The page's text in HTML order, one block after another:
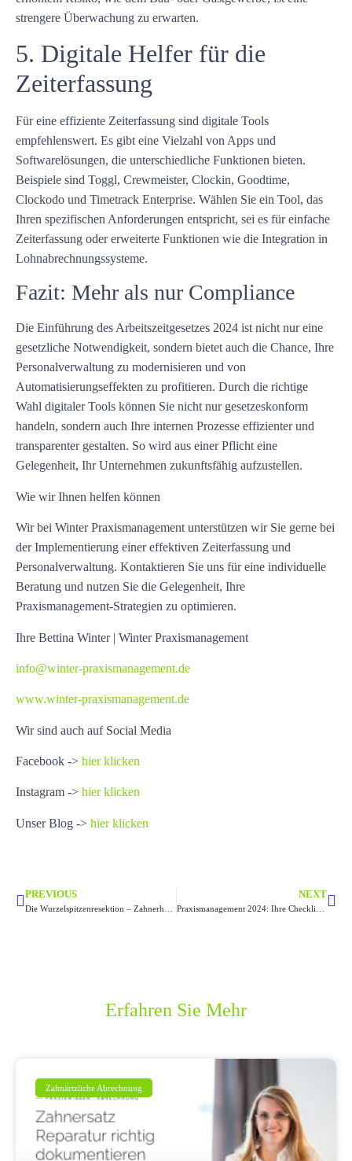
strengere Überwachung zu erwarten.
5. Digitale Helfer für die
Zeiterfassung
Für eine effiziente Zeiterfassung sind digitale Tools
empfehlenswert. Es gibt eine Vielzahl von Apps und
Softwarelösungen, die unterschiedliche Funktionen bieten.
Beispiele sind Toggl, Crewmeister, Clockin, Goodtime,
Clockodo und Timetrack Enterprise. Wählen Sie ein Tool, das
Ihren spezifischen Anforderungen entspricht, sei es für einfache
Zeiterfassung oder erweiterte Funktionen wie die Integration in
Lohnabrechnungssysteme.
Fazit: Mehr als nur Compliance
Die Einführung des Arbeitszeitgesetzes 2024 ist nicht nur eine
gesetzliche Notwendigkeit, sondern bietet auch die Chance, Ihre
Personalverwaltung zu modernisieren und von
Automatisierungseffekten zu profitieren. Durch die richtige
Wahl digitaler Tools können Sie nicht nur gesetzeskonform
handeln, sondern auch Ihre internen Prozesse effizienter und
transparenter gestalten. So wird aus einer Pflicht eine
Gelegenheit, Ihr Unternehmen zukunftsfähig aufzustellen.
Wie wir Ihnen helfen können
Wir bei Winter Praxismanagement unterstützen wir Sie gerne bei
der Implementierung einer effektiven Zeiterfassung und
Personalverwaltung. Kontaktieren Sie uns für eine individuelle
Beratung und nutzen Sie die Gelegenheit, Ihre
Praxismanagement-Strategien zu optimieren.
Ihre Bettina Winter | Winter Praxismanagement
info@winter-praxismanagement.de
www.winter-praxismanagement.de
Wir sind auch auf Social Media
Facebook -> hier klicken
Instagram -> hier klicken
Unser Blog -> hier klicken
PREVIOUS NEXT
Erfahren Sie Mehr
Zahnärtzliche Abrechnung